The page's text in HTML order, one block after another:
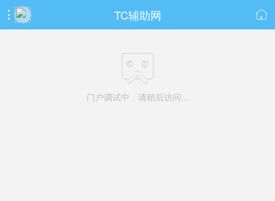
 TC辅助网 
门户调试中，请稍后访问...